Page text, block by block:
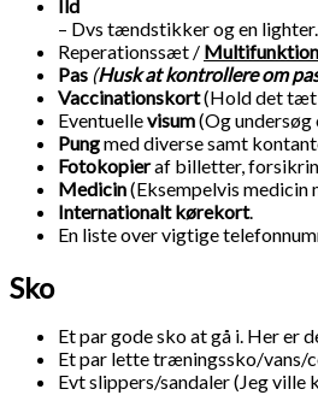
Ild
– Dvs tændstikker og en lighter.
Reperationssæt /
Pas (Husk at kontrollere om
Vaccinationskort(Hold det tæt
Eventuellevisum(Og undersøg
Pungmed diverse samt
Fotokopieraf billetter,
Medicin(Eksempelvis medicin
Internationalt kørekort.
En liste over vigtige
Sko
Et par gode sko at gå i. Her er
Et par lette træningssko/vans/
Evt slippers/sandaler (Jeg ville